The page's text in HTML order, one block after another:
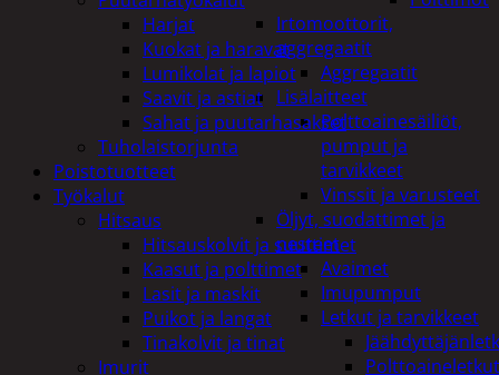
Irtomoottorit,
aggregaatit
Aggregaatit
Lisälaitteet
Polttoainesäiliöt,
pumput ja
tarvikkeet
Vinssit ja varusteet
Öljyt, suodattimet ja
nesteet
Avaimet
Imupumput
Letkut ja tarvikkeet
Polttoaineletkut
Harjat
Kuokat ja haravat
Lumikolat ja lapiot
Saavit ja astiat
Sahat ja puutarhasakset
Tuholaistorjunta
Poistotuotteet
Työkalut
Hitsaus
Hitsauskolvit ja suuttimet
Kaasut ja polttimet
Lasit ja maskit
Puikot ja langat
Tinakolvit ja tinat
Imurit